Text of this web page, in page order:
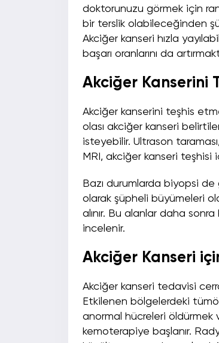
doktorunuzu görmek için
bir terslik olabileceğinden
Akciğer kanseri hızla
başarı oranlarını da
Akciğer Kanserini
Akciğer kanserini teşhis
olası akciğer kanseri
isteyebilir. Ultrason
MRI, akciğer kanseri teşhisi
Bazı durumlarda biyopsi
olarak şüpheli büyümeleri
alınır. Bu alanlar daha
incelenir.
Akciğer Kanseri
Akciğer kanseri tedavisi
Etkilenen bölgelerdeki
anormal hücreleri
kemoterapiye başlanır.